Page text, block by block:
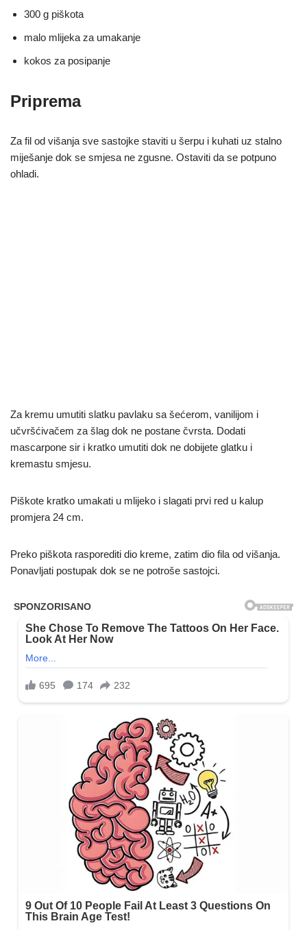
300 g piškota
malo mlijeka za umakanje
kokos za posipanje
Priprema
Za fil od višanja sve sastojke staviti u šerpu i kuhati uz stalno
miješanje dok se smjesa ne zgusne. Ostaviti da se potpuno
ohladi.
Za kremu umutiti slatku pavlaku sa šećerom, vanilijom i
učvršćivačem za šlag dok ne postane čvrsta. Dodati
mascarpone sir i kratko umutiti dok ne dobijete glatku i
kremastu smjesu.
Piškote kratko umakati u mlijeko i slagati prvi red u kalup
promjera 24 cm.
Preko piškota rasporediti dio kreme, zatim dio fila od višanja.
Ponavljati postupak dok se ne potroše sastojci.